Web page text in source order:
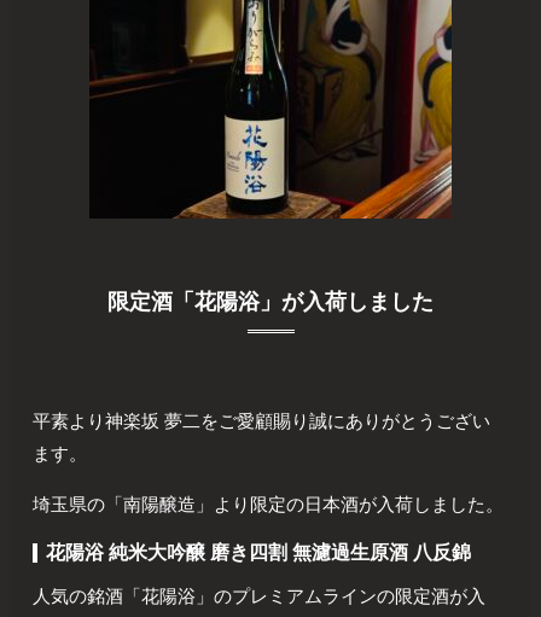
限定酒「花陽浴」が入荷しました
平素より神楽坂 夢二をご愛顧賜り誠にありがとうござい
ます。
埼玉県の「南陽醸造」より限定の日本酒が入荷しました。
花陽浴 純米大吟醸 磨き四割 無濾過生原酒 八反錦
人気の銘酒「花陽浴」のプレミアムラインの限定酒が入